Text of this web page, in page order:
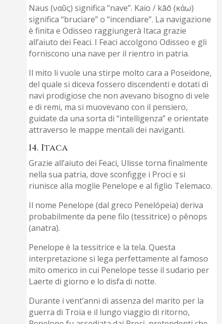
Naus (ναῦς) significa “nave”. Kaio / kāō (κάω)
significa “bruciare” o “incendiare”. La navigazione
è finita e Odisseo raggiungerà Itaca grazie
all’aiuto dei Feaci. I Feaci accolgono Odisseo e gli
forniscono una nave per il rientro in patria.
Il mito li vuole una stirpe molto cara a Poseidone,
del quale si diceva fossero discendenti e dotati di
navi prodigiose che non avevano bisogno di vele
e di remi, ma si muovevano con il pensiero,
guidate da una sorta di “intelligenza” e orientate
attraverso le mappe mentali dei naviganti.
14. Itaca
Grazie all’aiuto dei Feaci, Ulisse torna finalmente
nella sua patria, dove sconfigge i Proci e si
riunisce alla moglie Penelope e al figlio Telemaco.
Il nome Penelope (dal greco Penelópeia) deriva
probabilmente da pene filo (tessitrice) o pênops
(anatra).
Penelope è la tessitrice e la tela. Questa
interpretazione si lega perfettamente al famoso
mito omerico in cui Penelope tesse il sudario per
Laerte di giorno e lo disfa di notte.
Durante i vent’anni di assenza del marito per la
guerra di Troia e il lungo viaggio di ritorno,